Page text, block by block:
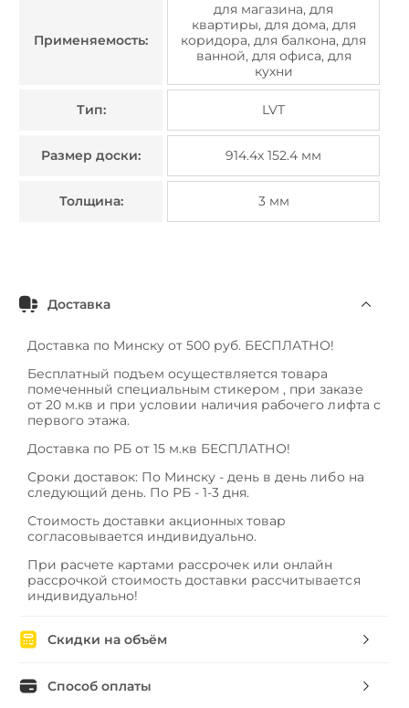
Доставка
Доставка по Минску от 500 руб. БЕСПЛАТНО!
Бесплатный подъем осуществляется товара
помеченный специальным стикером , при заказе
от 20 м.кв и при условии наличия рабочего лифта с
первого этажа.
Доставка по РБ от 15 м.кв БЕСПЛАТНО!
Сроки доставок: По Минску - день в день либо на
следующий день. По РБ - 1-3 дня.
Стоимость доставки акционных товар
согласовывается индивидуально.
При расчете картами рассрочек или онлайн
рассрочкой стоимость доставки рассчитывается
индивидуально!
Скидки на объём
Способ оплаты
Применяемость:
для магазина, для
квартиры, для дома, для
коридора, для балкона, для
ванной, для офиса, для
кухни
Тип: LVT
Размер доски: 914.4х 152.4 мм
Толщина: 3 мм